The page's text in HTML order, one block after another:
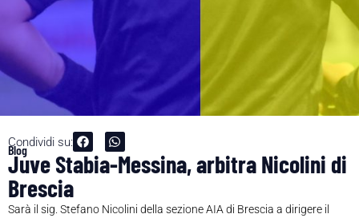
Condividi su:
Blog
Juve Stabia-Messina, arbitra Nicolini di
Brescia
Sarà il sig. Stefano Nicolini della sezione AIA di Brescia a dirigere il